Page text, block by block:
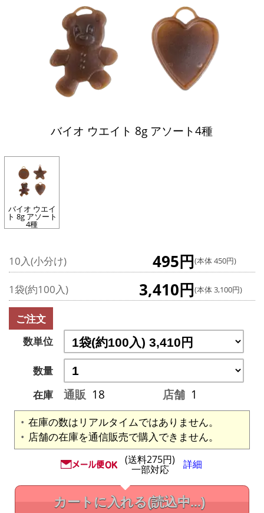
バイオ ウエイト 8g アソート4種
バイオ ウエイ
ト 8g アソート
4種
10入(小分け) 495円(本体 450円)
1袋(約100入) 3,410円(本体 3,100円)
ご注文
数単位
数量
在庫
通販 18 店舗 1
在庫の数はリアルタイムではありません。
店舗の在庫を通信販売で購入できません。
(送料275円)
一部対応 詳細
カートに入れる(読込中...)